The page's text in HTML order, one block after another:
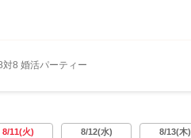
8 婚活パーティー
8/11(火)
8/12(水)
8/13(木)